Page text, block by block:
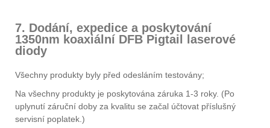
7. Dodání, expedice a poskytování
1350nm koaxiální DFB Pigtail laserové
diody
Všechny produkty byly před odesláním testovány;
Na všechny produkty je poskytována záruka 1-3 roky. (Po
uplynutí záruční doby za kvalitu se začal účtovat příslušný
servisní poplatek.)